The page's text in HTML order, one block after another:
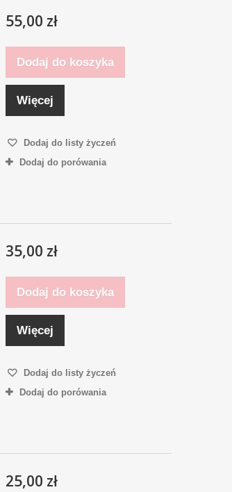
55,00 zł
Dodaj do koszyka
Więcej
Dodaj do listy życzeń
Dodaj do porówania
35,00 zł
Dodaj do koszyka
Więcej
Dodaj do listy życzeń
Dodaj do porówania
25,00 zł